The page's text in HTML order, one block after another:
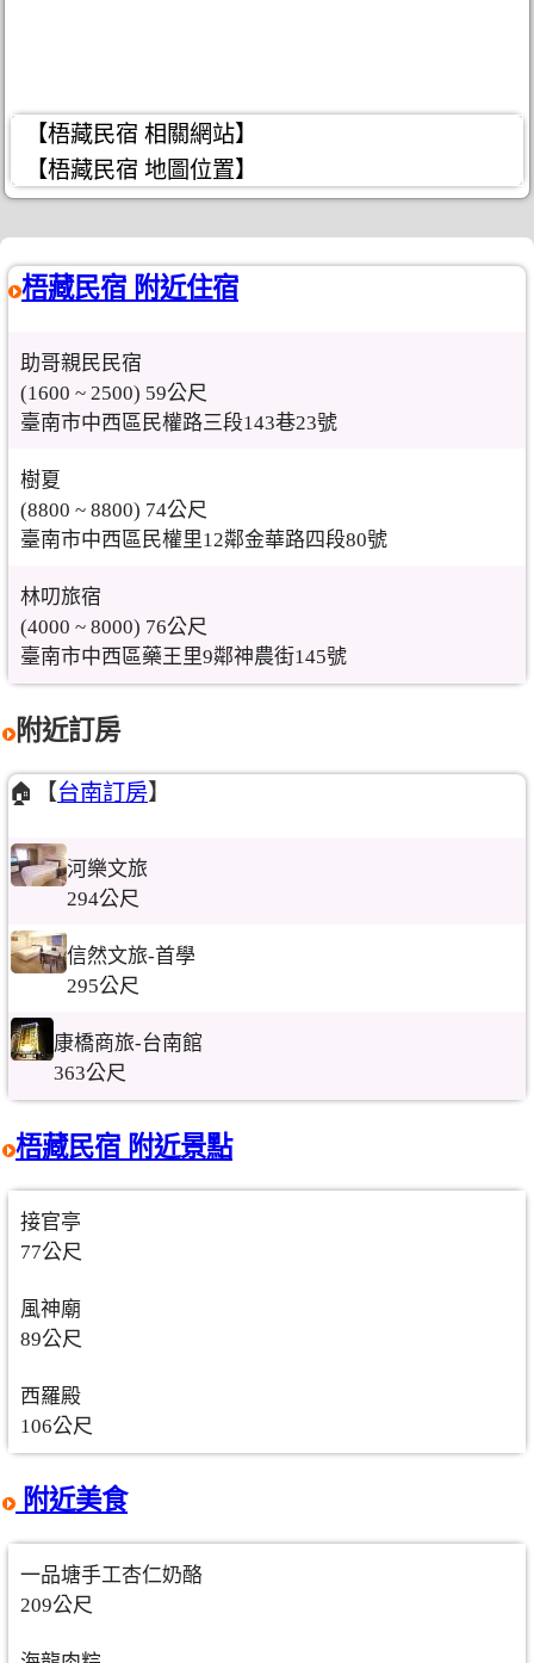
【梧藏民宿 相關網站】
【梧藏民宿 地圖位置】
梧藏民宿 附近住宿
助哥親民民宿
(1600 ~ 2500) 59公尺
臺南市中西區民權路三段143巷23號
樹夏
(8800 ~ 8800) 74公尺
臺南市中西區民權里12鄰金華路四段80號
林叨旅宿
(4000 ~ 8000) 76公尺
臺南市中西區藥王里9鄰神農街145號
附近訂房
🏠【台南訂房】
河樂文旅
294公尺
信然文旅-首學
295公尺
康橋商旅-台南館
363公尺
梧藏民宿 附近景點
接官亭
77公尺
風神廟
89公尺
西羅殿
106公尺
附近美食
一品塘手工杏仁奶酪
209公尺